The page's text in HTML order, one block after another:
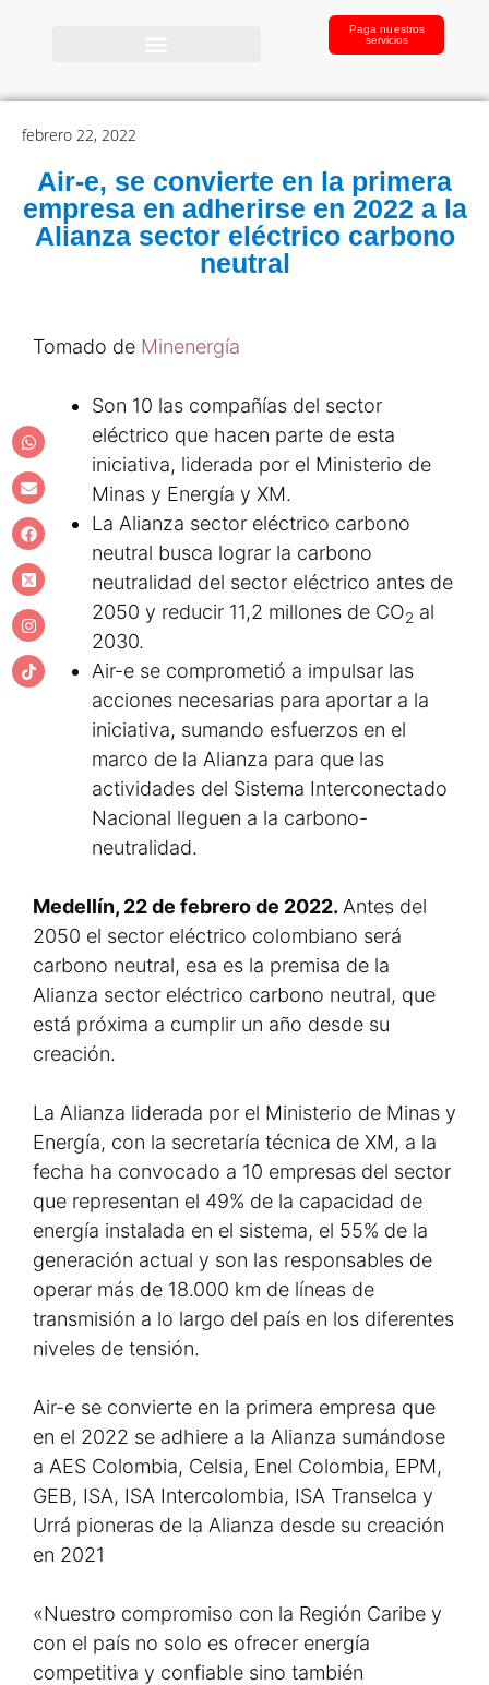
Paga nuestros
servicios
febrero 22, 2022
Air-e, se convierte en la primera
empresa en adherirse en 2022 a la
Alianza sector eléctrico carbono
neutral
Tomado de Minenergía
Son 10 las compañías del sector
eléctrico que hacen parte de esta
iniciativa, liderada por el Ministerio de
Minas y Energía y XM.
La Alianza sector eléctrico carbono
neutral busca lograr la carbono
neutralidad del sector eléctrico antes de
2050 y reducir 11,2 millones de CO2 al
2030.
Air-e se comprometió a impulsar las
acciones necesarias para aportar a la
iniciativa, sumando esfuerzos en el
marco de la Alianza para que las
actividades del Sistema Interconectado
Nacional lleguen a la carbono-
neutralidad.
Medellín, 22 de febrero de 2022. Antes del
2050 el sector eléctrico colombiano será
carbono neutral, esa es la premisa de la
Alianza sector eléctrico carbono neutral, que
está próxima a cumplir un año desde su
creación.
La Alianza liderada por el Ministerio de Minas y
Energía, con la secretaría técnica de XM, a la
fecha ha convocado a 10 empresas del sector
que representan el 49% de la capacidad de
energía instalada en el sistema, el 55% de la
generación actual y son las responsables de
operar más de 18.000 km de líneas de
transmisión a lo largo del país en los diferentes
niveles de tensión.
Air-e se convierte en la primera empresa que
en el 2022 se adhiere a la Alianza sumándose
a AES Colombia, Celsia, Enel Colombia, EPM,
GEB, ISA, ISA Intercolombia, ISA Transelca y
Urrá pioneras de la Alianza desde su creación
en 2021
«Nuestro compromiso con la Región Caribe y
con el país no solo es ofrecer energía
competitiva y confiable sino también